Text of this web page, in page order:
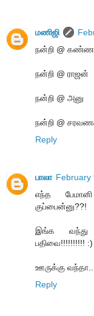
மணிஜி
நன்றி @
நன்றி @ ராஜன்
நன்றி @ அனு
நன்றி @
Reply
பாலா February
எந்த
குப்பைன்னு??!
இங்க வந்து
பதிவை!!!!!!!!!! :)
ஊருக்கு
Reply